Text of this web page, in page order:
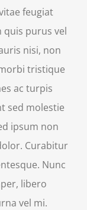
feugiat
quis purus vel
nisi, non
tristique
ac turpis
sed molestie
ipsum non
Curabitur
Nunc
libero
vel mi.